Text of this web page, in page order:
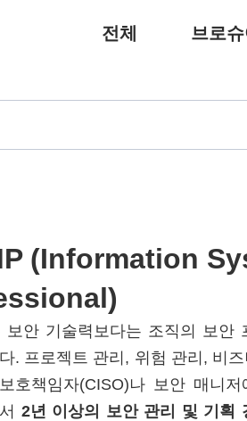
전체 브로슈
(Information
보안 기술력보다는 조직의 보
. 프로젝트 관리, 위험 관리, 비
호책임자(CISO)나 보안 매니
2년 이상의 보안 관리 및 기획